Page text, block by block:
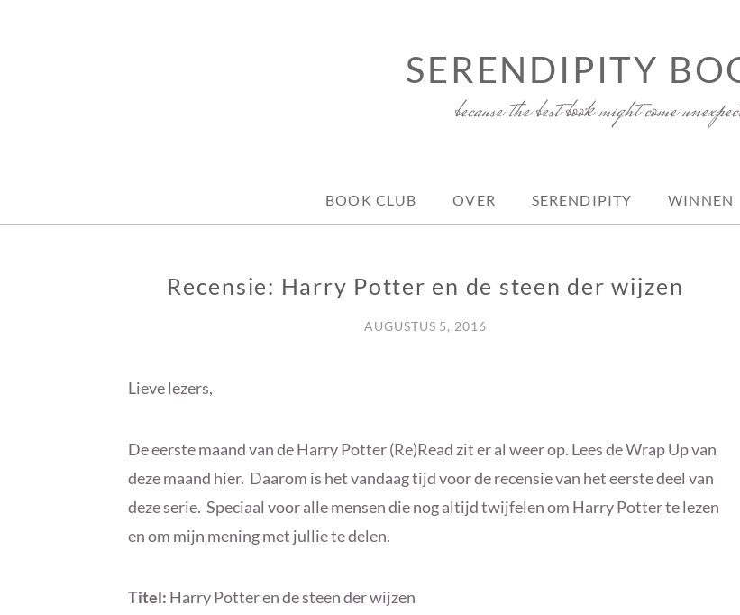
SERENDIPITY
because the best book might come
BOOK CLUB OVER SERENDIPITY WINNEN
RECENSIE
Recensie: Harry Potter en de steen der wijzen
AUGUSTUS 5, 2016
Lieve lezers,
De eerste maand van de Harry Potter (Re)Read zit er al weer op. Lees de Wrap Up van
deze maand hier. Daarom is het vandaag tijd voor de recensie van het eerste deel van
deze serie. Speciaal voor alle mensen die nog altijd twijfelen om Harry Potter te lezen
en om mijn mening met jullie te delen.
Titel: Harry Potter en de steen der wijzen